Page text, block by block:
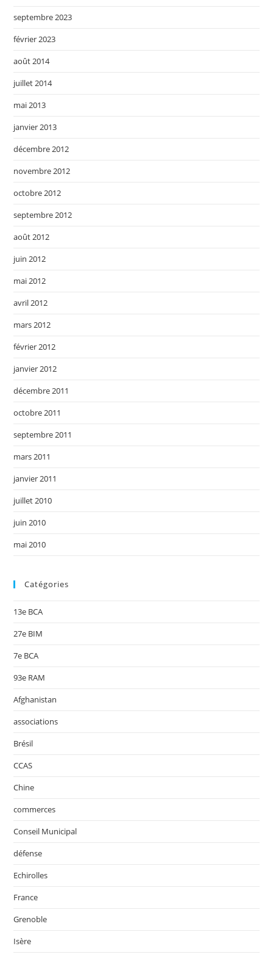
septembre 2023
février 2023
août 2014
juillet 2014
mai 2013
janvier 2013
décembre 2012
novembre 2012
octobre 2012
septembre 2012
août 2012
juin 2012
mai 2012
avril 2012
mars 2012
février 2012
janvier 2012
décembre 2011
octobre 2011
septembre 2011
mars 2011
janvier 2011
juillet 2010
juin 2010
mai 2010
Catégories
13e BCA
27e BIM
7e BCA
93e RAM
Afghanistan
associations
Brésil
CCAS
Chine
commerces
Conseil Municipal
défense
Echirolles
France
Grenoble
Isère